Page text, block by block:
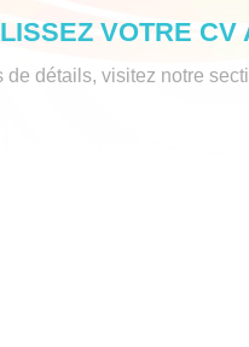
VOTRE
de détails, visitez notre